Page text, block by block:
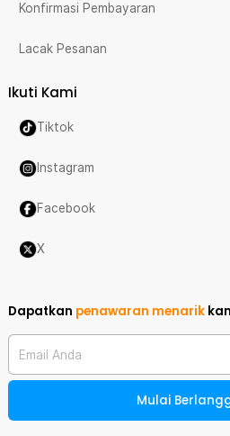
Konfirmasi Pembayaran
Lacak Pesanan
Ikuti Kami
Tiktok
Instagram
Facebook
X
Dapatkan penawaran menarik
Email Anda
Mulai